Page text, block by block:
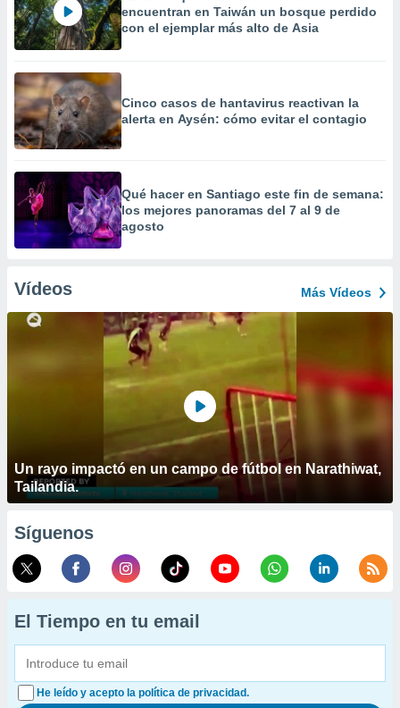
encuentran en Taiwán un bosque perdido
con el ejemplar más alto de Asia
Cinco casos de hantavirus reactivan la
alerta en Aysén: cómo evitar el contagio
Qué hacer en Santiago este fin de semana:
los mejores panoramas del 7 al 9 de
agosto
Vídeos Más Vídeos
Un rayo impactó en un campo de fútbol en Narathiwat,
Tailandia.
Síguenos
El Tiempo en tu email
He leído y acepto la política de privacidad.